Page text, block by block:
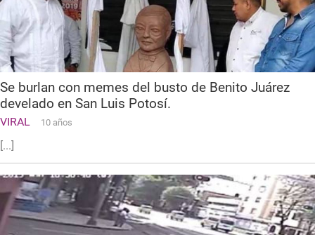
Se burlan con memes del busto de Benito Juárez
develado en San Luis Potosí.
VIRAL 10 años
[...]